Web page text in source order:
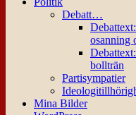
Debatt…
osanning
bollträn
Partisympatier
Mina Bilder